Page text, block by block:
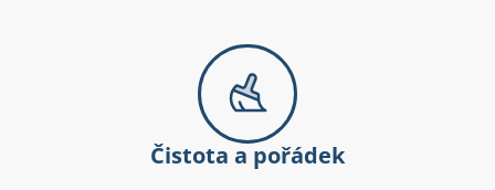
Čistota a pořádek